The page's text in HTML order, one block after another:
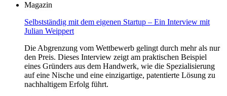
Magazin
Selbstständig mit dem eigenen Startup – Ein Interview mit
Julian Weippert
Die Abgrenzung vom Wettbewerb gelingt durch mehr als nur
den Preis. Dieses Interview zeigt am praktischen Beispiel
eines Gründers aus dem Handwerk, wie die Spezialisierung
auf eine Nische und eine einzigartige, patentierte Lösung zu
nachhaltigem Erfolg führt.